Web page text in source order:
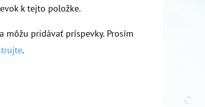
k tejto položke.
môžu pridávať príspevky. Prosím
.